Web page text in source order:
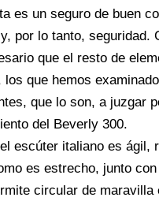
es un seguro de buen
por lo tanto, seguridad.
que el resto de
los que hemos
que lo son, a juzgar
del Beverly 300.
escúter italiano es ágil,
es estrecho, junto
circular de maravilla